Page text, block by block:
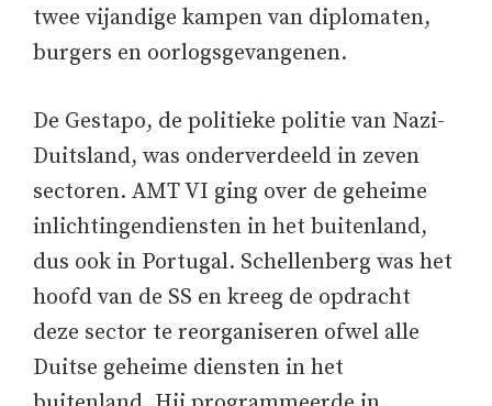
twee vijandige kampen van diplomaten,
burgers en oorlogsgevangenen.
De Gestapo, de politieke politie van Nazi-
Duitsland, was onderverdeeld in zeven
sectoren. AMT VI ging over de geheime
inlichtingendiensten in het buitenland,
dus ook in Portugal. Schellenberg was het
hoofd van de SS en kreeg de opdracht
deze sector te reorganiseren ofwel alle
Duitse geheime diensten in het